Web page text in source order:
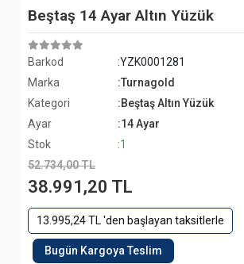
Beştaş 14 Ayar Altın Yüzük
Barkod
:YZK0001281
Marka
:Turnagold
Kategori
:Beştaş Altın Yüzük
Ayar
:14 Ayar
Stok
:1
52.734,00 TL
38.991,20 TL
13.995,24 TL 'den başlayan taksitlerle
Bugün Kargoya Teslim